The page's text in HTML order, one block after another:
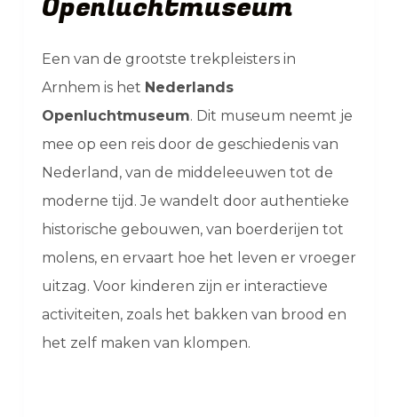
Openluchtmuseum
Een van de grootste trekpleisters in
Arnhem is het Nederlands
Openluchtmuseum. Dit museum neemt je
mee op een reis door de geschiedenis van
Nederland, van de middeleeuwen tot de
moderne tijd. Je wandelt door authentieke
historische gebouwen, van boerderijen tot
molens, en ervaart hoe het leven er vroeger
uitzag. Voor kinderen zijn er interactieve
activiteiten, zoals het bakken van brood en
het zelf maken van klompen.